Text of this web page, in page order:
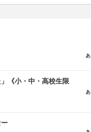
《小・中・高校生限